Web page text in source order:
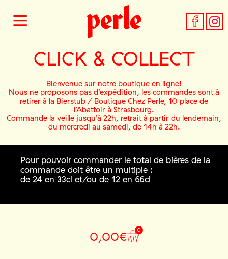
CLICK & COLLECT
Bienvenue sur notre boutique en ligne!
Nous ne proposons pas d’expédition, les commandes sont à
retirer à la Bierstub / Boutique Chez Perle, 10 place de
l’Abattoir à Strasbourg.
Commande la veille jusqu’à 22h, retrait à partir du lendemain,
du mercredi au samedi, de 14h à 22h.
Pour pouvoir commander le total de bières de la
commande doit être un multiple :
de 24 en 33cl et/ou de 12 en 66cl
0,00€ 0